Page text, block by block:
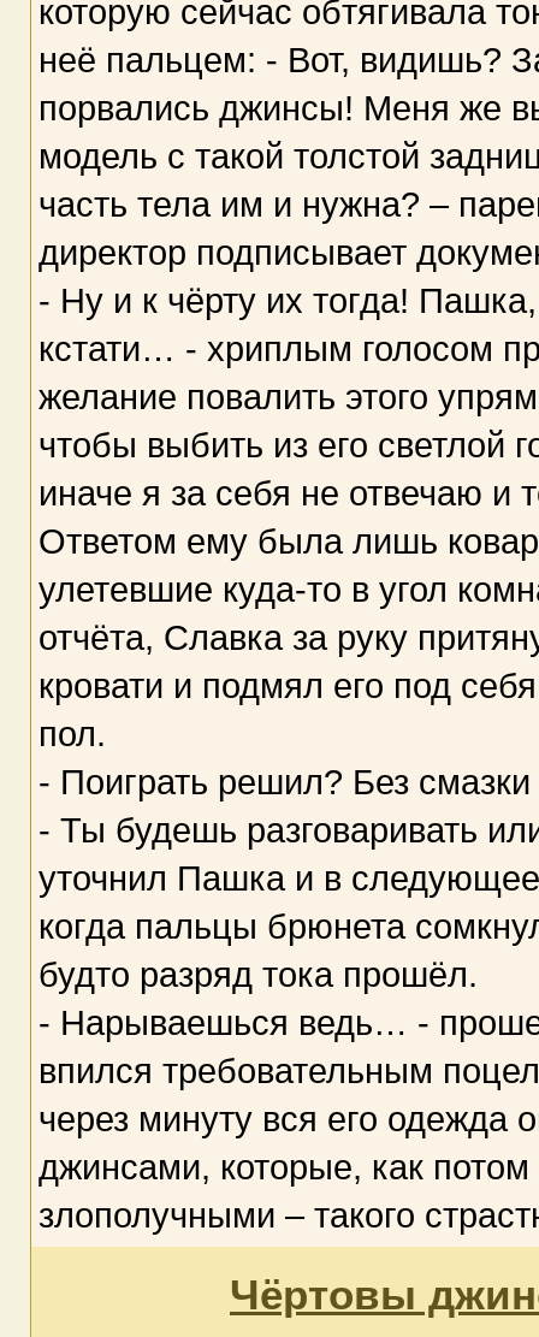
которую сейчас обтягивала
неё пальцем: - Вот, видишь?
порвались джинсы! Меня же
модель с такой толстой
часть тела им и нужна? –
директор подписывает
- Ну и к чёрту их тогда!
кстати… - хриплым голосом
желание повалить этого
чтобы выбить из его светлой
иначе я за себя не отвечаю и
Ответом ему была лишь
улетевшие куда-то в угол
отчёта, Славка за руку
кровати и подмял его под
пол.
- Поиграть решил? Без
- Ты будешь разговаривать
уточнил Пашка и в
когда пальцы брюнета
будто разряд тока прошёл.
- Нарываешься ведь… -
впился требовательным
через минуту вся его одежда
джинсами, которые, как
злополучными – такого
Чёртовы